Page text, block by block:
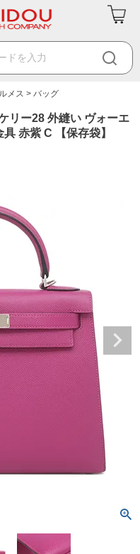
メス バッグ
リー28 外縫い ヴォーエ
赤紫 C 【保存袋】